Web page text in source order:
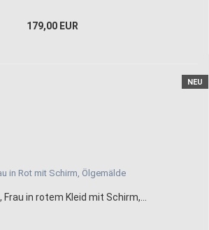
179,00 EUR
NEU
Frau in rotem Kleid mit Schirm,...